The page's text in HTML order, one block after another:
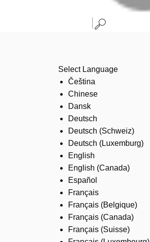
Select Language
Čeština
Chinese
Dansk
Deutsch
Deutsch (Schweiz)
Deutsch (Luxemburg)
English
English (Canada)
Español
Français
Français (Belgique)
Français (Canada)
Français (Suisse)